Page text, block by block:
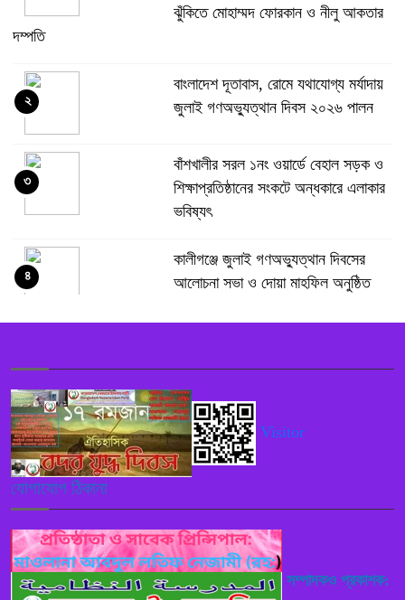
ঝুঁকিতে মোহাম্মদ ফোরকান ও নীলু আকতার
দম্পতি
বাংলাদেশ দূতাবাস, রোমে যথাযোগ্য মর্যাদায়
জুলাই গণঅভ্যুত্থান দিবস ২০২৬ পালন
২
বাঁশখালীর সরল ১নং ওয়ার্ডে বেহাল সড়ক ও
শিক্ষাপ্রতিষ্ঠানের সংকটে অন্ধকারে এলাকার
ভবিষ্যৎ
৩
কালীগঞ্জে জুলাই গণঅভ্যুত্থান দিবসের
আলোচনা সভা ও দোয়া মাহফিল অনুষ্ঠিত
৪
পুলিশ কোনো বিশেষ দলের বা গোষ্ঠীর
লাঠিয়াল বাহিনী হিসেবে কাজ করবে নাঃ
স্বরাষ্ট্রমন্ত্রী
৬
নরসিংদী শিবপুরে ইসলামী ব্যাংকের নতুন
এজেন্ট শাখা নিয়ে বিতর্ক, নিয়ম লঙ্ঘনের
অভিযোগ
৭
Visitor
যোগাযোগ ঠিকানা
সম্পাদকও প্রকাশক: